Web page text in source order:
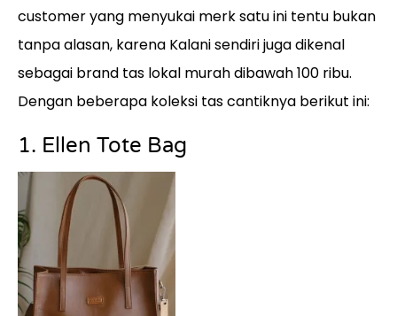
customer yang menyukai merk satu ini tentu bukan
tanpa alasan, karena Kalani sendiri juga dikenal
sebagai brand tas lokal murah dibawah 100 ribu.
Dengan beberapa koleksi tas cantiknya berikut ini:
1. Ellen Tote Bag